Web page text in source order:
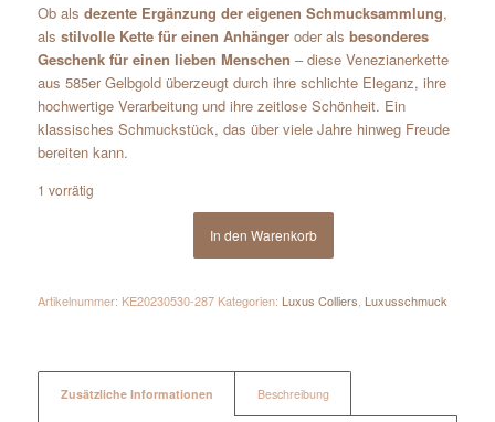
Ob als dezente Ergänzung der eigenen Schmucksammlung,
als stilvolle Kette für einen Anhängeroder als besonderes
Geschenk für einen lieben Menschen – diese Venezianerkette
aus 585er Gelbgold überzeugt durch ihre schlichte Eleganz, ihre
hochwertige Verarbeitung und ihre zeitlose Schönheit. Ein
klassisches Schmuckstück, das über viele Jahre hinweg Freude
bereiten kann.
1 vorrätig
In den Warenkorb
Artikelnummer: KE20230530-287 Kategorien: Luxus Colliers Luxusschmuck
Zusätzliche Informationen Beschreibung